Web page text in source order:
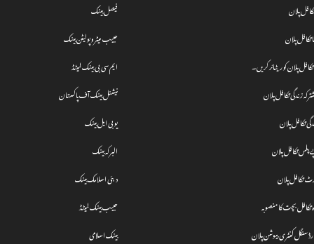
پلان
تکافل پلان
پلان کو ریٹائر کریں۔
زندگی تکافل پلان
تکافل پلان
تکافل پلان
تکافل پلان
تکافل بچت کا منصوبہ
سنگل کنٹری بیوشن پلان
فیصل بینک
حبیب میٹروپولیٹن بینک
ایم سی بی بینک لمیٹڈ
نیشنل بینک آف پاکستان
یو بی ایل بینک
البرکہ بینک
دبئی اسلامک بینک
حبیب بینک لمیٹڈ
بینک اسلامی